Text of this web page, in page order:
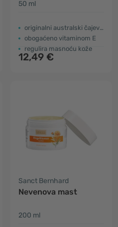
50 ml
originalni australski čajevac
obogaćeno vitaminom E
regulira masnoću kože
12,49 €
Sanct Bernhard
Nevenova mast
200 ml